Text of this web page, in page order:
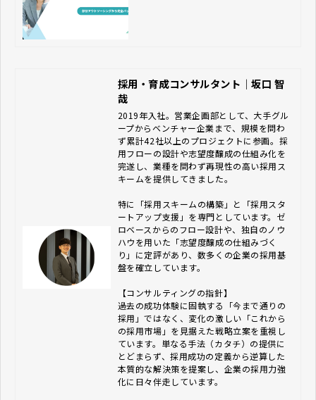
採用・育成コンサルタント｜坂口 智
哉
2019年入社。営業企画部として、大手グル
ープからベンチャー企業まで、規模を問わ
ず累計42社以上のプロジェクトに参画。採
用フローの設計や志望度醸成の仕組み化を
完遂し、業種を問わず再現性の高い採用ス
キームを提供してきました。
特に「採用スキームの構築」と「採用スタ
ートアップ支援」を専門としています。ゼ
ロベースからのフロー設計や、独自のノウ
ハウを用いた「志望度醸成の仕組みづく
り」に定評があり、数多くの企業の採用基
盤を確立しています。
【コンサルティングの指針】
過去の成功体験に固執する「今まで通りの
採用」ではなく、変化の激しい「これから
の採用市場」を見据えた戦略立案を重視し
ています。単なる手法（カタチ）の提供に
とどまらず、採用成功の定義から逆算した
本質的な解決策を提案し、企業の採用力強
化に日々伴走しています。